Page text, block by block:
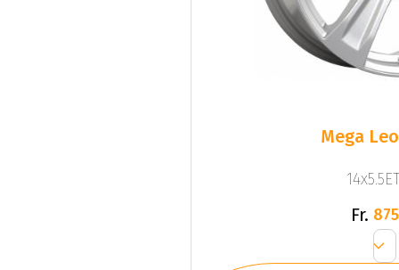
Mega
Fr.